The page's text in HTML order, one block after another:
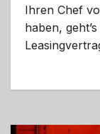
Ihren Chef
haben,